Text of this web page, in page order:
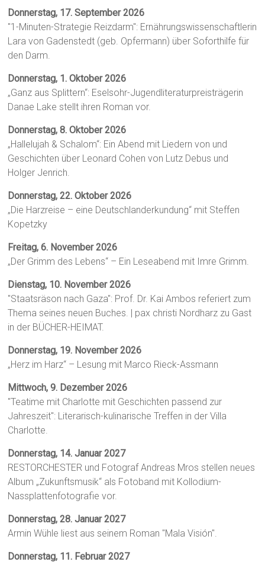
Donnerstag, 17. September 2026
"1-Minuten-Strategie Reizdarm": Ernährungswissenschaftlerin
Lara von Gadenstedt (geb. Opfermann) über Soforthilfe für
den Darm.
Donnerstag, 1. Oktober 2026
„Ganz aus Splittern“: Eselsohr-Jugendliteraturpreisträgerin
Danae Lake stellt ihren Roman vor.
Donnerstag, 8. Oktober 2026
„Hallelujah & Schalom“: Ein Abend mit Liedern von und
Geschichten über Leonard Cohen von Lutz Debus und
Holger Jenrich.
Donnerstag, 22. Oktober 2026
„Die Harzreise – eine Deutschlanderkundung“ mit Steffen
Kopetzky
Freitag, 6. November 2026
„Der Grimm des Lebens“ – Ein Leseabend mit Imre Grimm.
Dienstag, 10. November 2026
"Staatsräson nach Gaza": Prof. Dr. Kai Ambos referiert zum
Thema seines neuen Buches. | pax christi Nordharz zu Gast
in der BÜCHER-HEIMAT.
Donnerstag, 19. November 2026
„Herz im Harz“ – Lesung mit Marco Rieck-Assmann
Mittwoch, 9. Dezember 2026
"Teatime mit Charlotte mit Geschichten passend zur
Jahreszeit": Literarisch-kulinarische Treffen in der Villa
Charlotte.
Donnerstag, 14. Januar 2027
RESTORCHESTER und Fotograf Andreas Mros stellen neues
Album „Zukunftsmusik“ als Fotoband mit Kollodium-
Nassplattenfotografie vor.
Donnerstag, 28. Januar 2027
Armin Wühle liest aus seinem Roman "Mala Visión".
Donnerstag, 11. Februar 2027